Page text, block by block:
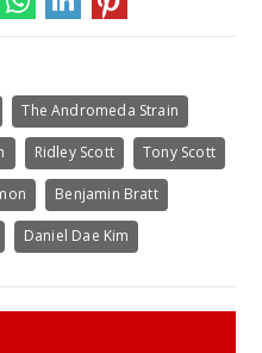
The Andromeda Strain
Ridley Scott Tony Scott
Benjamin Bratt
Daniel Dae Kim